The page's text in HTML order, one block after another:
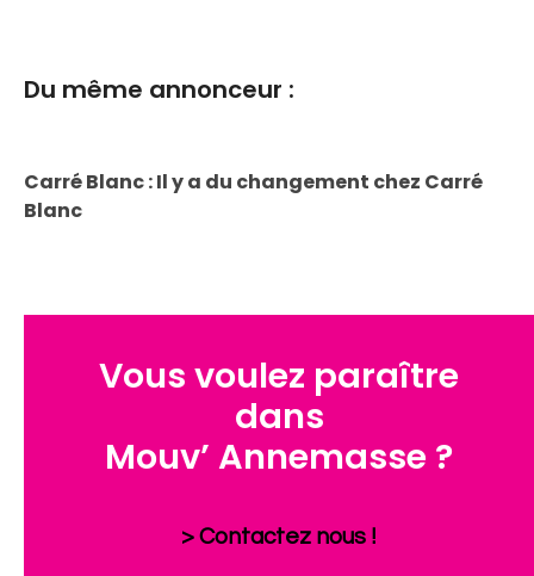
Du même annonceur :
Carré Blanc : Il y a du changement chez Carré
Blanc
Vous voulez paraître
dans
Mouv’ Annemasse ?
> Contactez nous !